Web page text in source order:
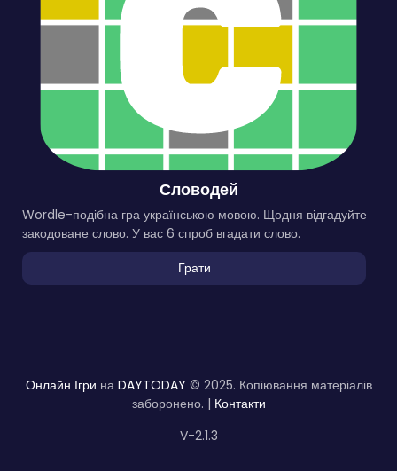
Словодей
Wordle-подібна гра українською мовою. Щодня відгадуйте
закодоване слово. У вас 6 спроб вгадати слово.
Грати
Онлайн Ігри на DAYTODAY © 2025. Копіювання матеріалів
заборонено. | Контакти
V-2.1.3